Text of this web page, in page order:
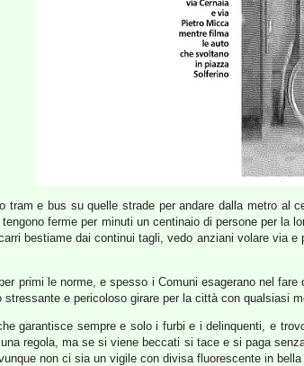
tram e bus su quelle strade per andare dalla metro
ferme per minuti un centinaio di persone per la
bestiame dai continui tagli, vedo anziani volare via
primi le norme, e spesso i Comuni esagerano nel
e pericoloso girare per la città con qualsiasi
garantisce sempre e solo i furbi e i delinquenti, e
regola, ma se si viene beccati si tace e si paga
non ci sia un vigile con divisa fluorescente in bella